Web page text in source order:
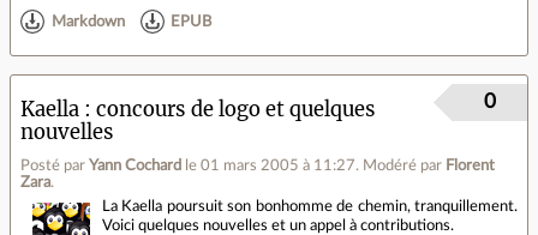
Markdown EPUB
Kaella : concours de logo et quelques
nouvelles
Posté par Yann Cochard le 01 mars 2005 à 11:27. Modéré par Florent
Zara.
0
La Kaella poursuit son bonhomme de chemin, tranquillement.
Voici quelques nouvelles et un appel à contributions.